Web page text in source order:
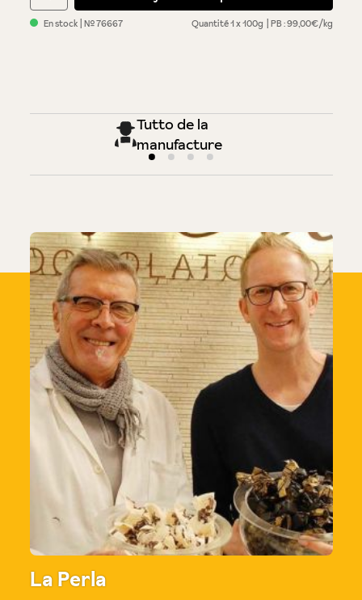
En stock | №76667 Quantité1 x 100g PB : 99,00€/kg
Tutto de la
manufacture
La Perla